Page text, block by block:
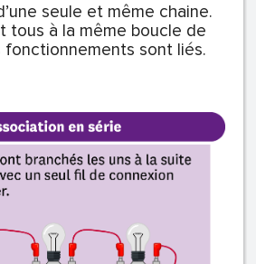
seule et même chaine.
tous à la même boucle de
sont liés.